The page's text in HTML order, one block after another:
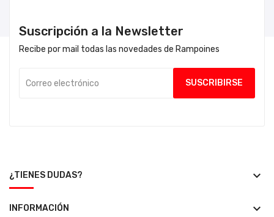
Suscripción a la Newsletter
Recibe por mail todas las novedades de Rampoines
¿TIENES DUDAS? keyboard_arrow_down
INFORMACIÓN keyboard_arrow_down